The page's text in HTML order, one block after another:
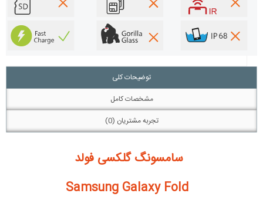
توضیحات کلی
مشخصات کامل
تجربه مشتریان (0)
سامسونگ گلکسی فولد
Samsung Galaxy Fold